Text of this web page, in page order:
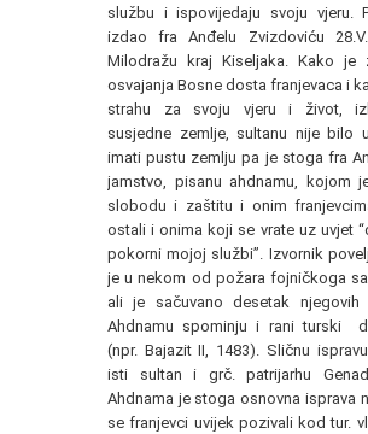
službu i ispovijedaju svoju vjeru.
izdao fra Anđelu Zvizdoviću
Milodražu kraj Kiseljaka. Kako je
osvajanja Bosne dosta franjevaca i
strahu za svoju vjeru i život,
susjedne zemlje, sultanu nije bilo
imati pustu zemlju pa je stoga fra
jamstvo, pisanu ahdnamu, kojom
slobodu i zaštitu i onim
ostali i onima koji se vrate uz uvjet
pokorni mojoj službi”. Izvornik
je u nekom od požara fojničkoga
ali je sačuvano desetak njegovih
Ahdnamu spominju i rani turski
(npr. Bajazit II, 1483). Sličnu
isti sultan i grč. patrijarhu
Ahdnama je stoga osnovna isprava
se franjevci uvijek pozivali kod tur.